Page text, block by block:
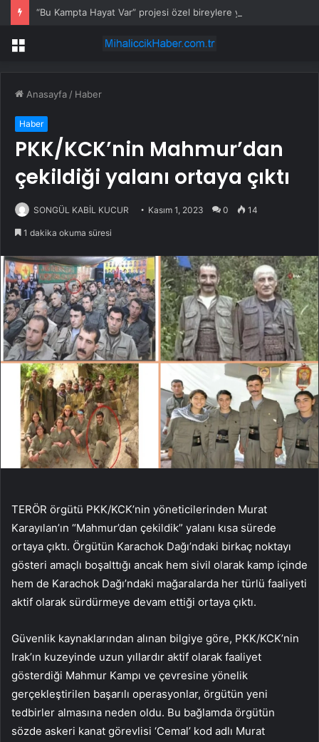
Menü
Anasayfa / Haber
Haber
PKK/KCK’nin Mahmur’dan
çekildiği yalanı ortaya çıktı
SONGÜL KABİL KUCUR Kasım 1, 2023 0 14
1 dakika okuma süresi
TERÖR örgütü PKK/KCK’nin yöneticilerinden Murat
Karayılan’ın “Mahmur’dan çekildik” yalanı kısa sürede
ortaya çıktı. Örgütün Karachok Dağı’ndaki birkaç noktayı
gösteri amaçlı boşalttığı ancak hem sivil olarak kamp içinde
hem de Karachok Dağı’ndaki mağaralarda her türlü faaliyeti
aktif olarak sürdürmeye devam ettiği ortaya çıktı.
Güvenlik kaynaklarından alınan bilgiye göre, PKK/KCK’nin
Irak’ın kuzeyinde uzun yıllardır aktif olarak faaliyet
gösterdiği Mahmur Kampı ve çevresine yönelik
gerçekleştirilen başarılı operasyonlar, örgütün yeni
tedbirler almasına neden oldu. Bu bağlamda örgütün
sözde askeri kanat görevlisi ‘Cemal’ kod adlı Murat